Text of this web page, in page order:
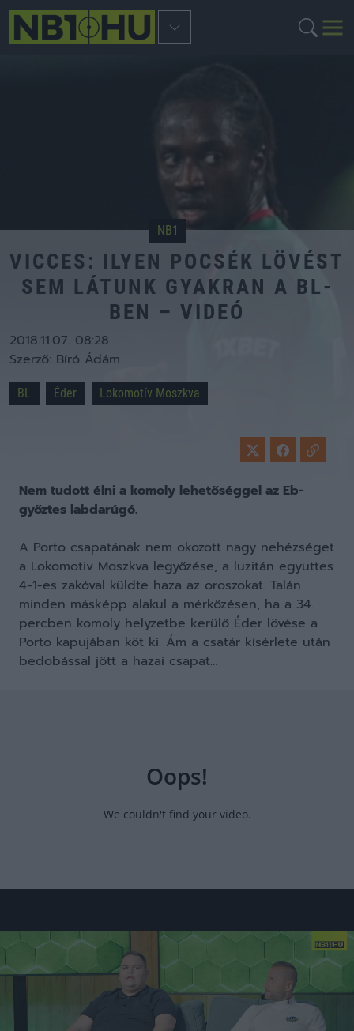
NB1
VICCES: ILYEN POCSÉK LÖVÉST
SEM LÁTUNK GYAKRAN A BL-
BEN – VIDEÓ
2018.11.07. 08:28
Szerző: Bíró Ádám
BL Éder Lokomotív Moszkva
Nem tudott élni a komoly lehetőséggel az Eb-
győztes labdarúgó.
A Porto csapatának nem okozott nagy nehézséget
a Lokomotiv Moszkva legyőzése, a luzitán együttes
4-1-es zakóval küldte haza az oroszokat. Talán
minden másképp alakul a mérkőzésen, ha a 34.
percben komoly helyzetbe kerülő Éder lövése a
Porto kapujában köt ki. Ám a csatár kísérlete után
bedobással jött a hazai csapat…